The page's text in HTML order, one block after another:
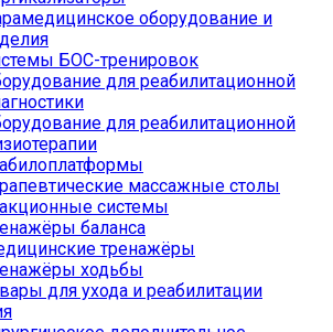
оборудование и
БОС-тренировок
для реабилитационной
для реабилитационной
массажные столы
системы
баланса
тренажёры
ходьбы
для ухода и реабилитации